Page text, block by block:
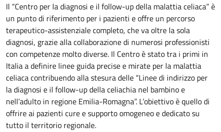
Il “Centro per la diagnosi e il follow-up della malattia celiaca” è
un punto di riferimento per i pazienti e offre un percorso
terapeutico-assistenziale completo, che va oltre la sola
diagnosi, grazie alla collaborazione di numerosi professionisti
con competenze molto diverse. Il Centro è stato tra i primi in
Italia a definire linee guida precise e mirate per la malattia
celiaca contribuendo alla stesura delle “Linee di indirizzo per
la diagnosi e il follow-up della celiachia nel bambino e
nell’adulto in regione Emilia-Romagna”. L’obiettivo è quello di
offrire ai pazienti cure e supporto omogeneo e dedicato su
tutto il territorio regionale.